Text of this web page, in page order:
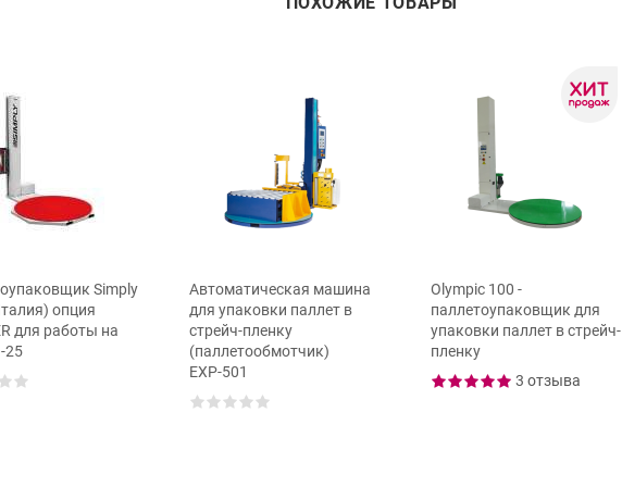
Simply
опция
для работы на
25
Автоматическая машина
для упаковки паллет в
стрейч-пленку
(паллетообмотчик)
ЕХР-501
Olympic 100 -
паллетоупаковщик для
упаковки паллет в стрейч-
пленку
3 отзыва